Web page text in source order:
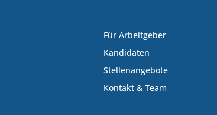
Für Arbeitgeber
Kandidaten
Stellenangebote
Kontakt & Team